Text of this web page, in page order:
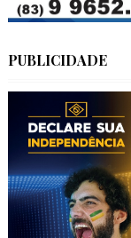
PUBLICIDADE